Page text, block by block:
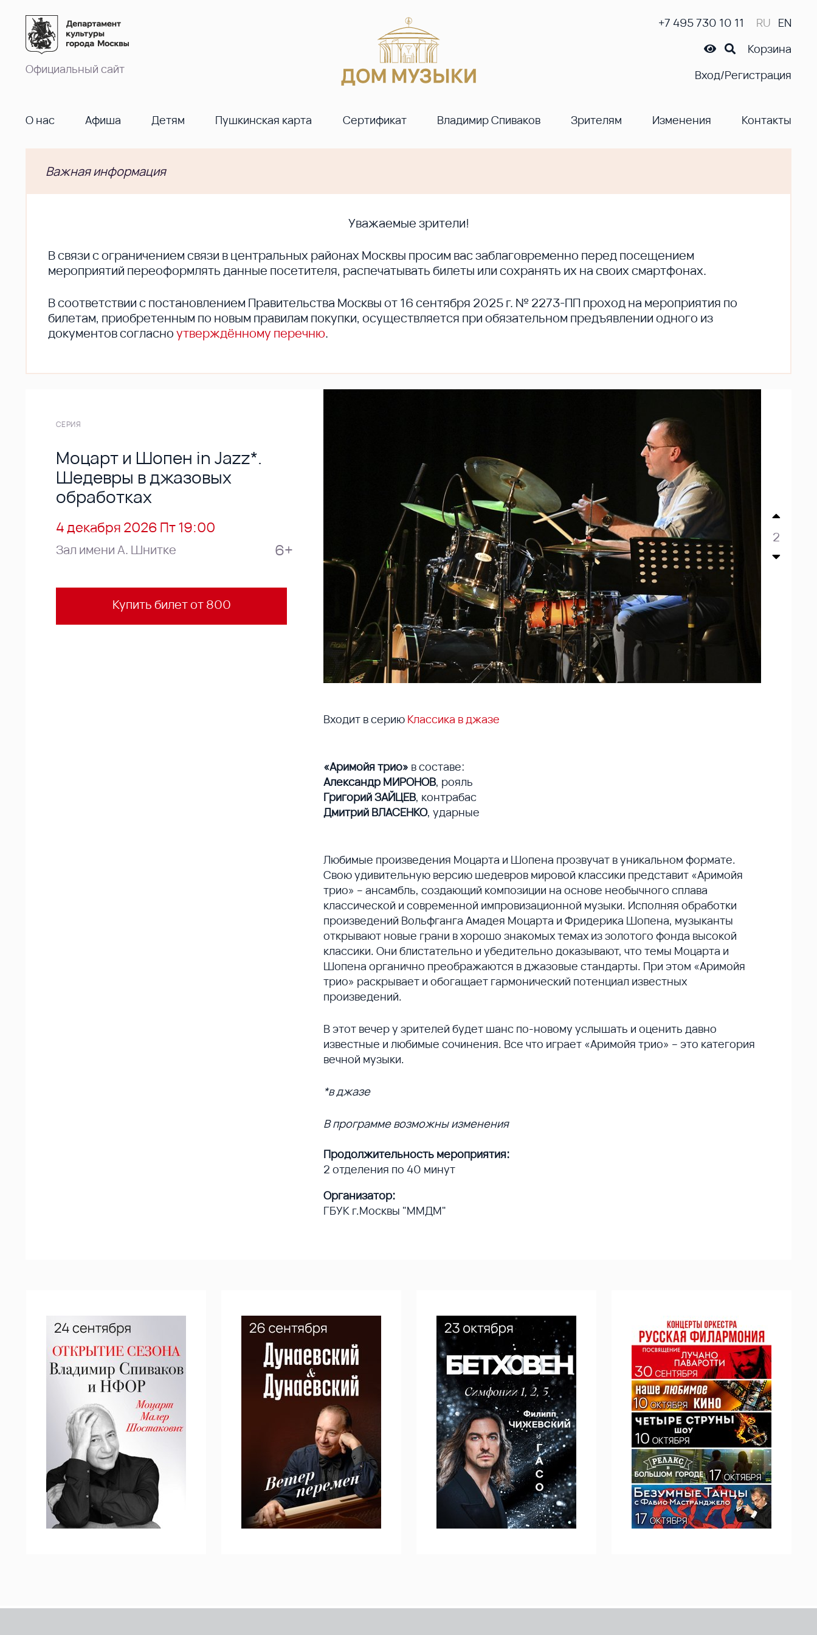
Официальный сайт
+7 495 730 10 11 RU EN
Корзина
Вход/Регистрация
О нас Афиша Детям Пушкинская карта Сертификат Владимир Спиваков Зрителям Изменения Контакты
Важная информация
Уважаемые зрители!
В cвязи с ограничением связи в центральных районах Москвы просим вас заблаговременно перед посещением
мероприятий переоформлять данные посетителя, распечатывать билеты или сохранять их на своих смартфонах.
В соответствии с постановлением Правительства Москвы от 16 сентября 2025 г. № 2273-ПП проход на мероприятия по
билетам, приобретенным по новым правилам покупки, осуществляется при обязательном предъявлении одного из
документов согласноутверждённому перечню.
СЕРИЯ
Моцарт и Шопен in Jazz*.
Шедевры в джазовых
обработках
4 декабря 2026 Пт 19:00
Зал имени А. Шнитке 6+
Купить билет от 800
2
Входит в серию Классика в джазе
«Аримойя трио» в составе:
Александр МИРОНОВ, рояль
Григорий ЗАЙЦЕВ, контрабас
Дмитрий ВЛАСЕНКО, ударные
Любимые произведения Моцарта и Шопена прозвучат в уникальном формате.
Свою удивительную версию шедевров мировой классики представит «Аримойя
трио» – ансамбль, создающий композиции на основе необычного сплава
классической и современной импровизационной музыки. Исполняя обработки
произведений Вольфганга Амадея Моцарта и Фридерика Шопена, музыканты
открывают новые грани в хорошо знакомых темах из золотого фонда высокой
классики. Они блистательно и убедительно доказывают, что темы Моцарта и
Шопена органично преображаются в джазовые стандарты. При этом «Аримойя
трио» раскрывает и обогащает гармонический потенциал известных
произведений.
В этот вечер у зрителей будет шанс по-новому услышать и оценить давно
известные и любимые сочинения. Все что играет «Аримойя трио» – это категория
вечной музыки.
*в джазе
В программе возможны изменения
Продолжительность мероприятия:
2 отделения по 40 минут
Организатор:
ГБУК г.Москвы "ММДМ"